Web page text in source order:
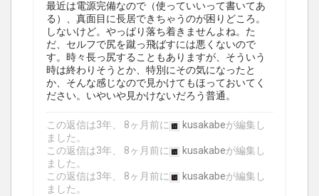
最近は電源完備なので（使っていいって書いてあ
る）、真面目に長居できちゃうのが困りどころ。
しないけど。やっぱり落ち着きませんよね。た
だ、セルフで尻を蹴っ飛ばすには悪くないので
す。時々長っ尻することもありますが、そういう
時は終わりそうとか、特別にその気になったと
か、そんな感じなので見かけてもほっておいてく
ださい。いやいや見かけないだろう普通。
この返信は3年、 8ヶ月前に kusakabeが編集し
ました。
この返信は3年、 8ヶ月前に
kusakabeが編集し
ました。
この返信は3年、 8ヶ月前に
kusakabeが編集し
ました。